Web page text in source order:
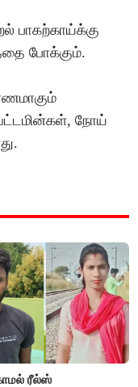
பாகற்காய்க்கு
போக்கும்.
நோய்
ரீல்ஸ்